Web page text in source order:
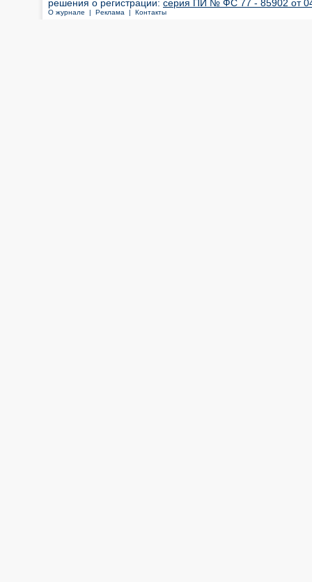
решения о регистрации: серия ПИ № ФС 77 - 85902 от 04
О журнале | Реклама | Контакты